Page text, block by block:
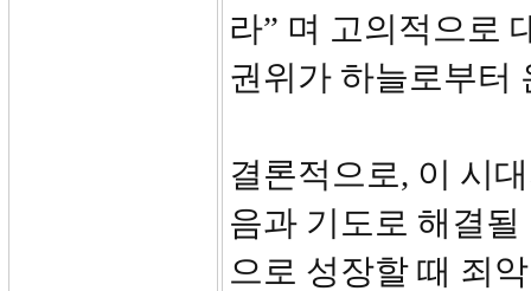
라” 며 고의적으로
권위가 하늘로부터
결론적으로, 이 시
음과 기도로 해결
으로 성장할 때 죄